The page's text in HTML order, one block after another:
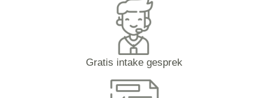
Gratis intake gesprek